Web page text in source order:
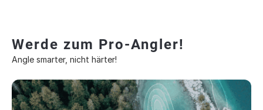
Werde zum Pro-Angler!
Angle smarter, nicht härter!